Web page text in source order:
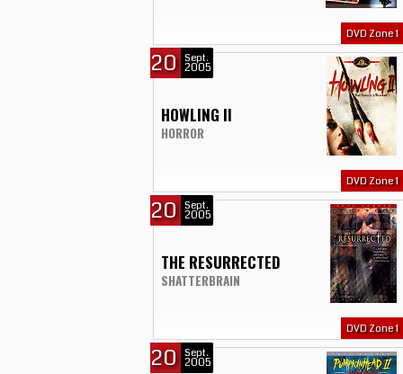
DVD Zone 1
20 Sept.
2005
HOWLING II
HORROR
DVD Zone 1
20 Sept.
2005
THE RESURRECTED
SHATTERBRAIN
DVD Zone 1
20 Sept.
2005